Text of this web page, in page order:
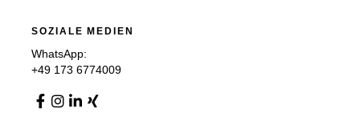
SOZIALE MEDIEN
WhatsApp:
+49 173 6774009